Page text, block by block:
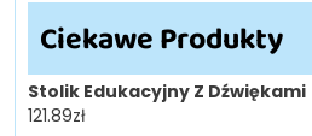
Ciekawe Produkty
Stolik Edukacyjny Z Dźwiękami
121.89zł